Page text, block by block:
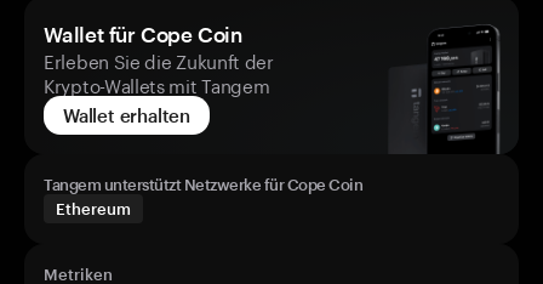
Wallet für Cope Coin
Erleben Sie die Zukunft der
Krypto-Wallets mit Tangem
Wallet erhalten
Tangem unterstützt Netzwerke für Cope Coin
Ethereum
Metriken